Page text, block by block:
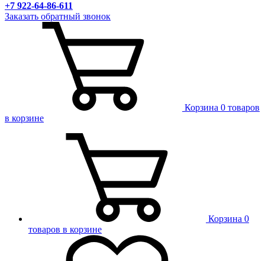
+7 922-64-86-611
Заказать обратный звонок
Корзина 0 товаров
в корзине
Корзина 0
товаров в корзине